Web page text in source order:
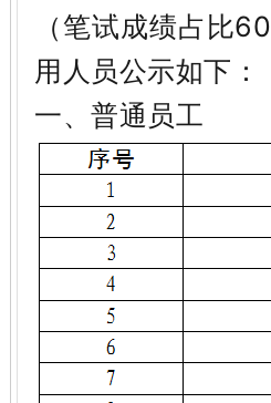
（笔试成绩占比
用人员公示如下：
一、普通员工